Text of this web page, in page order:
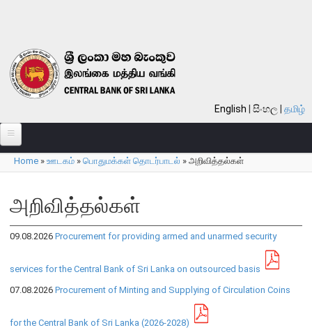
English සිංහල தமிழ்
பற்றி
வங்கி பற்றி
பொது நோக்கு
வங்கியின் வரலாறு
You are here
Home » ஊடகம் » பொதுமக்கள் தொடர்பாடல் » அறிவித்தல்கள்
அறிவித்தல்கள்
09.08.2026 Procurement for providing armed and unarmed security
services for the Central Bank of Sri Lanka on outsourced basis
07.08.2026 Procurement of Minting and Supplying of Circulation Coins
for the Central Bank of Sri Lanka (2026-2028)